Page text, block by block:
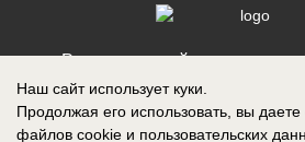
Реклама на сайте
Контакты
Наш сайт использует куки.
Продолжая его использовать, вы даете
файлов cookie и пользовательских